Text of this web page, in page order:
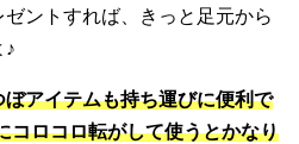
ントすれば、きっと足元から
♪
アイテムも持ち運びに便利で
コロコロ転がして使うとかなり